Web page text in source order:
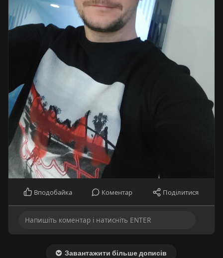
Вподобайка Коментар Поділитися
Завантажити більше дописів